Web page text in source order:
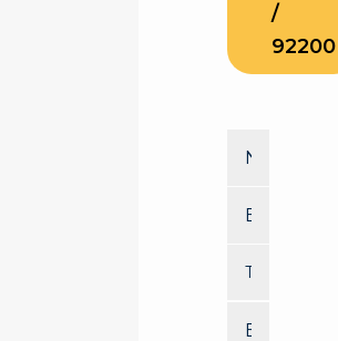
/
92200